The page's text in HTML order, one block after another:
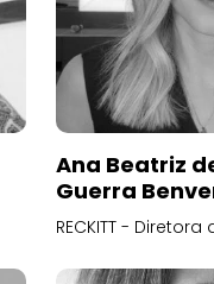
Ana Beatriz
Guerra
RECKITT -